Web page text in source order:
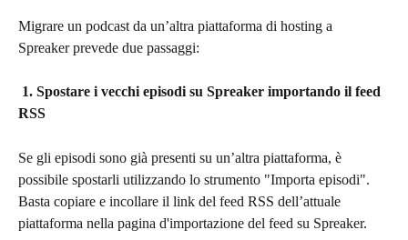
Migrare un podcast da un’altra piattaforma di hosting a
Spreaker prevede due passaggi:
RSS
Se gli episodi sono già presenti su un’altra piattaforma, è
possibile spostarli utilizzando lo strumento "Importa episodi".
Basta copiare e incollare il link del feed RSS dell’attuale
piattaforma nella pagina d'importazione del feed su Spreaker.